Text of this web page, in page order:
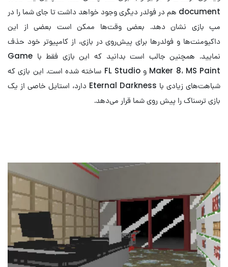
document هم در فولدر دیگری وجود خواهد داشت تا جای شما را در
مپ بازی نشان دهد. بعضی وقت‌ها ممکن است بعضی از این
داکیومنت‌ها و فولدر‌ها برای پیش‌روی در بازی، از کامپیوتر خود حذف
نمایید. همچنین جالب است بدانید که این بازی فقط با Game
Maker 8، MS Paint و FL Studio ساخته شده است. این بازی که
شباهت‌های زیادی با Eternal Darkness دارد، استایل خاصی از یک
بازی ترسناک را پیش روی شما قرار می‌دهد.